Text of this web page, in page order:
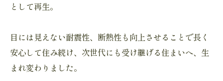
として再生。
目には見えない耐震性、断熱性も向上させることで長く
安心して住み続け、次世代にも受け継げる住まいへ、生
まれ変わりました。